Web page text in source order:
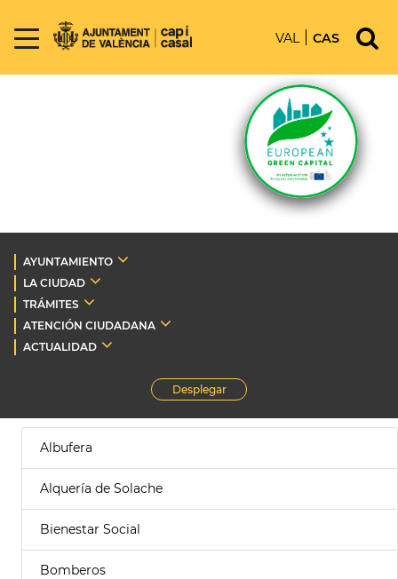
VAL CAS
AYUNTAMIENTO
LA CIUDAD
TRÁMITES
ATENCIÓN CIUDADANA
ACTUALIDAD
Desplegar
Albufera
Alquería de Solache
Bienestar Social
Bomberos